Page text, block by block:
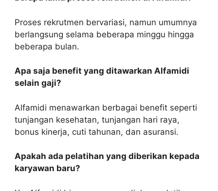
Proses rekrutmen bervariasi, namun umumnya
berlangsung selama beberapa minggu hingga
beberapa bulan.
Apa saja benefit yang ditawarkan Alfamidi
selain gaji?
Alfamidi menawarkan berbagai benefit seperti
tunjangan kesehatan, tunjangan hari raya,
bonus kinerja, cuti tahunan, dan asuransi.
Apakah ada pelatihan yang diberikan kepada
karyawan baru?